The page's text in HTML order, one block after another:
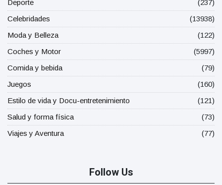
Deporte
(237)
Celebridades
(13938)
Moda y Belleza
(122)
Coches y Motor
(5997)
Comida y bebida
(79)
Juegos
(160)
Estilo de vida y Docu-entretenimiento
(121)
Salud y forma física
(73)
Viajes y Aventura
(77)
Follow Us